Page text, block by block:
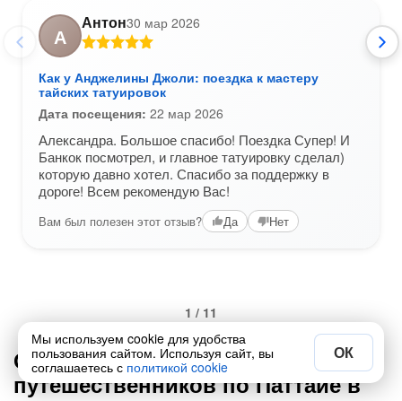
А
Антон30 мар 2026
Как у Анджелины Джоли: поездка к мастеру
тайских татуировок
Дата посещения: 22 мар 2026
Александра. Большое спасибо! Поездка Супер! И
Банкок посмотрел, и главное татуировку сделал)
которую давно хотел. Спасибо за поддержку в
дороге! Всем рекомендую Вас!
Вам был полезен этот отзыв? Да Нет
1 / 11
Ответы на вопросы от
путешественников по Паттайе в
Мы используем cookie для удобства
пользования сайтом. Используя сайт, вы
соглашаетесь с политикой cookie
ОК